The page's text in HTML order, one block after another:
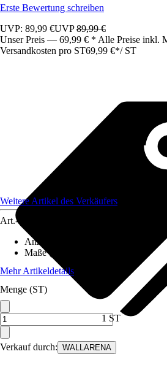
Erste Bewertung schreiben
UVP: 89,99 €UVP89,99 €
Unser Preis — 69,99 € * Alle Preise inkl.
Versandkosten pro ST69,99 €*/ ST
Verkauf durch: WALLARENA
Weitere Artikel des Verkäufers
Art.-Nr.
Anzahl der Teile
Maße (BxH)
Mehr Artikeldetails
Menge (ST)
1 ST